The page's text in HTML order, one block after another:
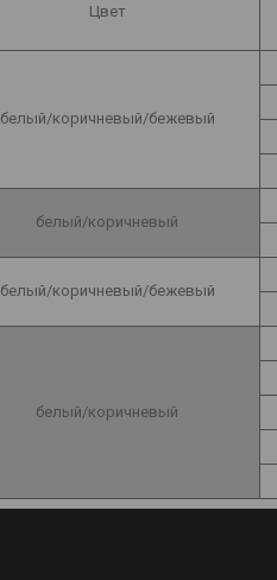
Цвет
белый/коричневый/бежевый
белый/коричневый
белый/коричневый/бежевый
белый/коричневый